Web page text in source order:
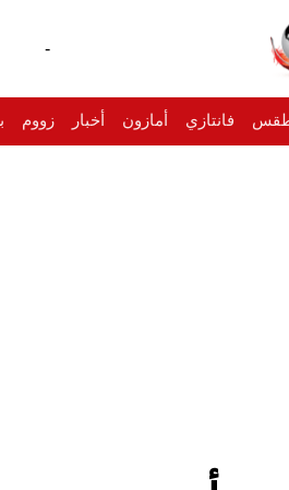
-
فانتازي أمازون أخبار زووم